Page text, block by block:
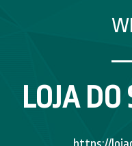
LOJA